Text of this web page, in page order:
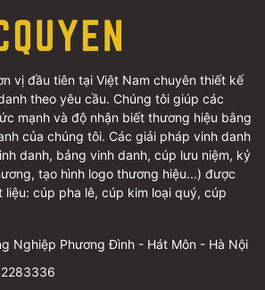
vị đầu tiên tại Việt Nam chuyên thiết kế
theo yêu cầu. Chúng tôi giúp các
mạnh và độ nhận biết thương hiệu bằng
của chúng tôi. Các giải pháp vinh danh
danh, bảng vinh danh, cúp lưu niệm, kỷ
tạo hình logo thương hiệu...) được
liệu: cúp pha lê, cúp kim loại quý, cúp
Nghiệp Phương Đình - Hát Môn - Hà Nội